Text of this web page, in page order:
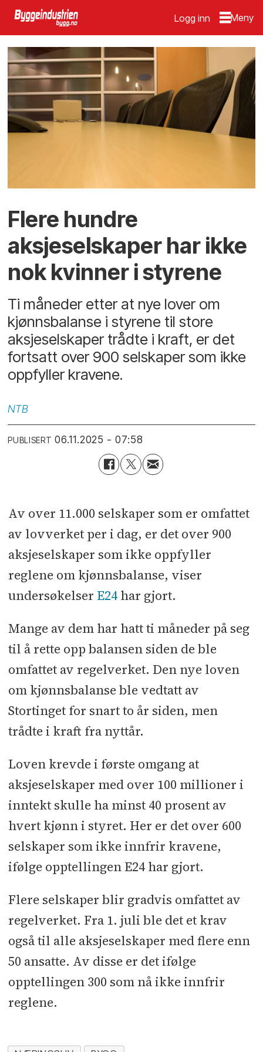
Logg inn
Flere hundre
aksjeselskaper har ikke
nok kvinner i styrene
Ti måneder etter at nye lover om
kjønnsbalanse i styrene til store
aksjeselskaper trådte i kraft, er det
fortsatt over 900 selskaper som ikke
oppfyller kravene.
NTB
PUBLISERT 06.11.2025 - 07:58
Av over 11.000 selskaper som er omfattet
av lovverket per i dag, er det over 900
aksjeselskaper som ikke oppfyller
reglene om kjønnsbalanse, viser
undersøkelser E24har gjort.
Mange av dem har hatt ti måneder på seg
til å rette opp balansen siden de ble
omfattet av regelverket. Den nye loven
om kjønnsbalanse ble vedtatt av
Stortinget for snart to år siden, men
trådte i kraft fra nyttår.
Loven krevde i første omgang at
aksjeselskaper med over 100 millioner i
inntekt skulle ha minst 40 prosent av
hvert kjønn i styret. Her er det over 600
selskaper som ikke innfrir kravene,
ifølge opptellingen E24 har gjort.
Flere selskaper blir gradvis omfattet av
regelverket. Fra 1. juli ble det et krav
også til alle aksjeselskaper med flere enn
50 ansatte. Av disse er det ifølge
opptellingen 300 som nå ikke innfrir
reglene.